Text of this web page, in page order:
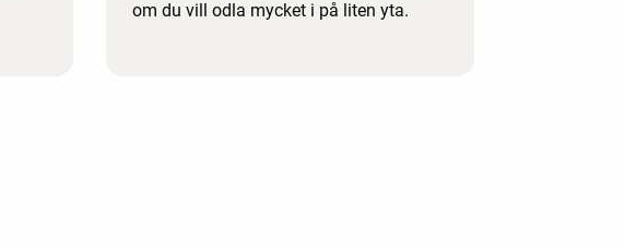
om du vill odla mycket i på liten yta.